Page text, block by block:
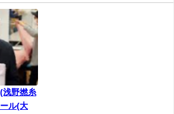
浅野撚糸
ル(大